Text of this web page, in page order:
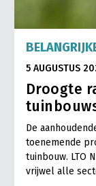
5 AUGUSTUS
Droogte
De
toenemende
tuinbouw. LTO
vrijwel alle